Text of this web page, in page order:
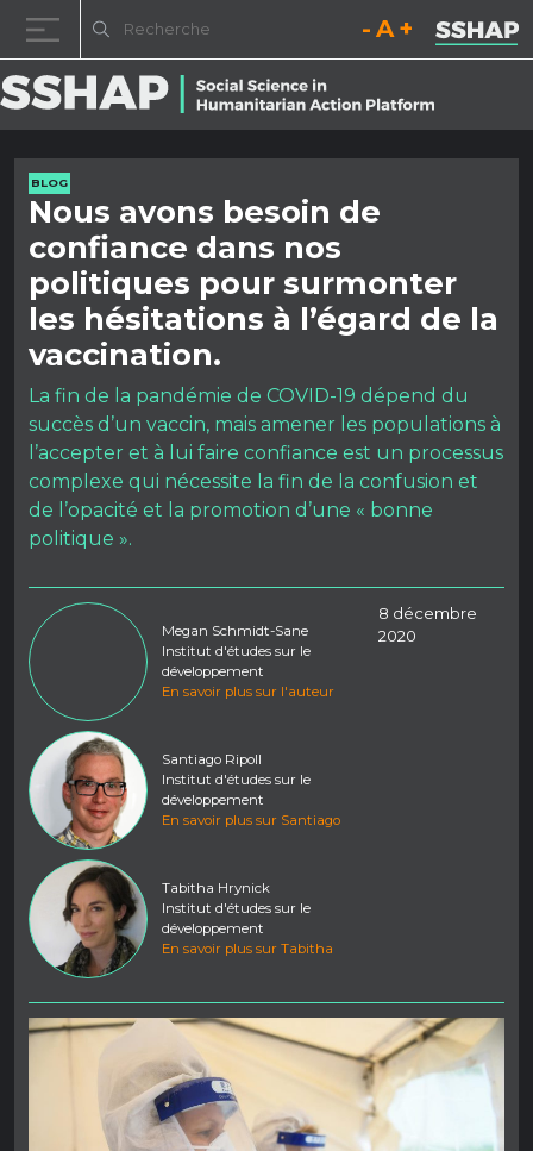
Diminuez la taille de la
Réinitialisez la
BLOG
Nous avons besoin de
confiance dans nos
politiques pour surmonter
les hésitations à l’égard de la
vaccination.
La fin de la pandémie de COVID-19 dépend du
succès d’un vaccin, mais amener les populations à
l’accepter et à lui faire confiance est un processus
complexe qui nécessite la fin de la confusion et
de l’opacité et la promotion d’une « bonne
politique ».
Megan Schmidt-Sane
Institut d'études sur le
développement
En savoir plus sur l'auteur
Santiago Ripoll
Institut d'études sur le
développement
En savoir plus sur Santiago
Tabitha Hrynick
Institut d'études sur le
développement
En savoir plus sur Tabitha
8 décembre
2020